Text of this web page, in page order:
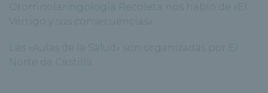
Otorrinolaringología Recoleta nos hablo de «El
Vértigo y sus consecuencias»
Las «Aulas de la Salud» son organizadas por El
Norte de Castilla.